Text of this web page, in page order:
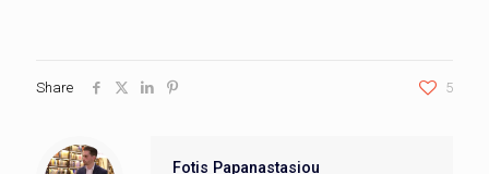
Share 5
Fotis Papanastasiou